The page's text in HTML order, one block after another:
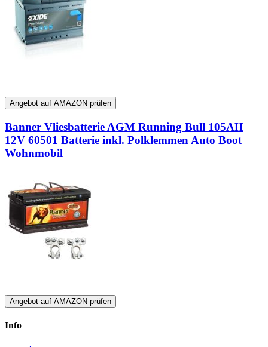
Angebot auf AMAZON prüfen
Banner Vliesbatterie AGM Running Bull 105AH
12V 60501 Batterie inkl. Polklemmen Auto Boot
Wohnmobil
Angebot auf AMAZON prüfen
Info